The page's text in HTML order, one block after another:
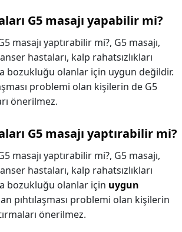
G5 masajı yapabilir mi?
masajı yaptırabilir mi?, G5 masajı,
hastaları, kalp rahatsızlıkları
bozukluğu olanlar için uygun değildir.
problemi olan kişilerin de G5
önerilmez.
G5 masajı yaptırabilir mi?
masajı yaptırabilir mi?, G5 masajı,
hastaları, kalp rahatsızlıkları
bozukluğu olanlar için uygun
pıhtılaşması problemi olan kişilerin
önerilmez.